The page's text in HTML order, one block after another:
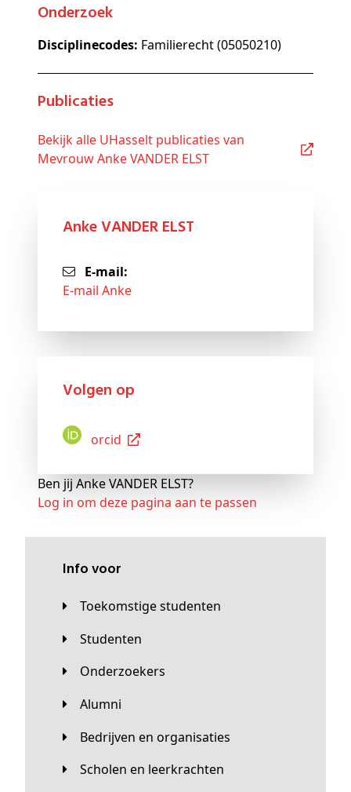
Onderzoek
Disciplinecodes: Familierecht (05050210)
Publicaties
Bekijk alle UHasselt publicaties van
Mevrouw Anke VANDER ELST
Anke VANDER ELST
E-mail:
E-mail Anke
Volgen op
Orcid
Ben jij Anke VANDER ELST?
Log in om deze pagina aan te passen
Info voor
Toekomstige studenten
Studenten
Onderzoekers
Alumni
Bedrijven en organisaties
Scholen en leerkrachten